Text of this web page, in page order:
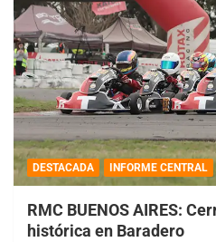
DESTACADA INFORME CENTRAL
RMC BUENOS AIRES:
histórica en Baradero